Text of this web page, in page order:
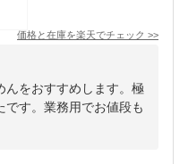
価格と在庫を楽天でチェック >>
んをおすすめします。極
す。業務用でお値段も